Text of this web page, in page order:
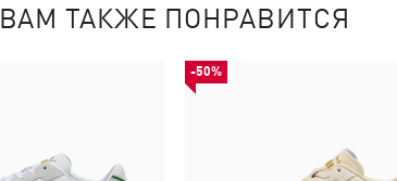
ВАМ ТАКЖЕ ПОНРАВИТСЯ
-50%